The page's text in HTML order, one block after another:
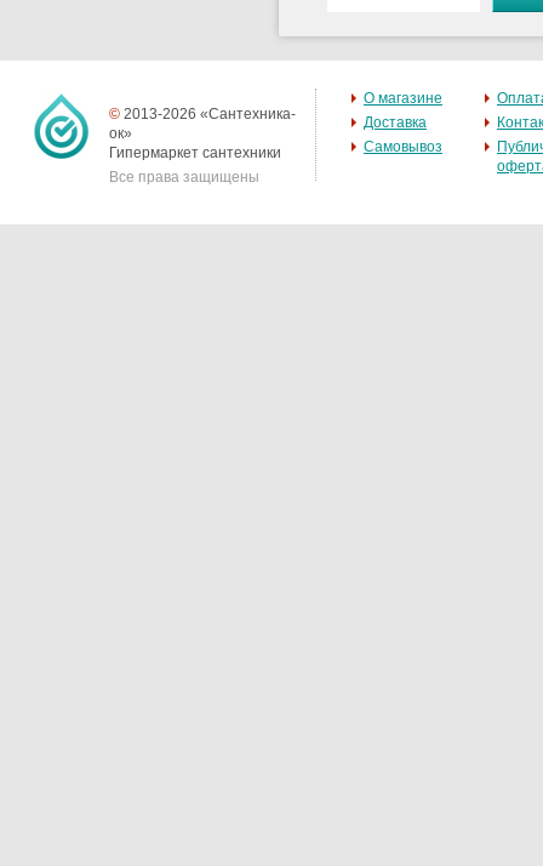
© 2013-2026 «Сантехника-
ок»
Гипермаркет сантехники
Все права защищены
О магазине
Доставка
Самовывоз